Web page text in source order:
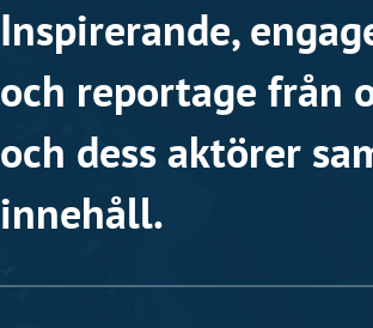
Inspirerande,
och reportage från
och dess aktörer
innehåll.